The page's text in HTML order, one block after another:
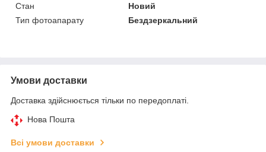
Стан
Новий
Тип фотоапарату
Бездзеркальний
Умови доставки
Доставка здійснюється тільки по передоплаті.
Нова Пошта
Всі умови доставки